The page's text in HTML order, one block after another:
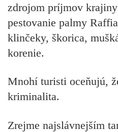
zdrojom príjmov
pestovanie palmy
klinčeky, škorica,
korenie.
Mnohí turisti oceňujú,
kriminalita.
Zrejme najslávnejším